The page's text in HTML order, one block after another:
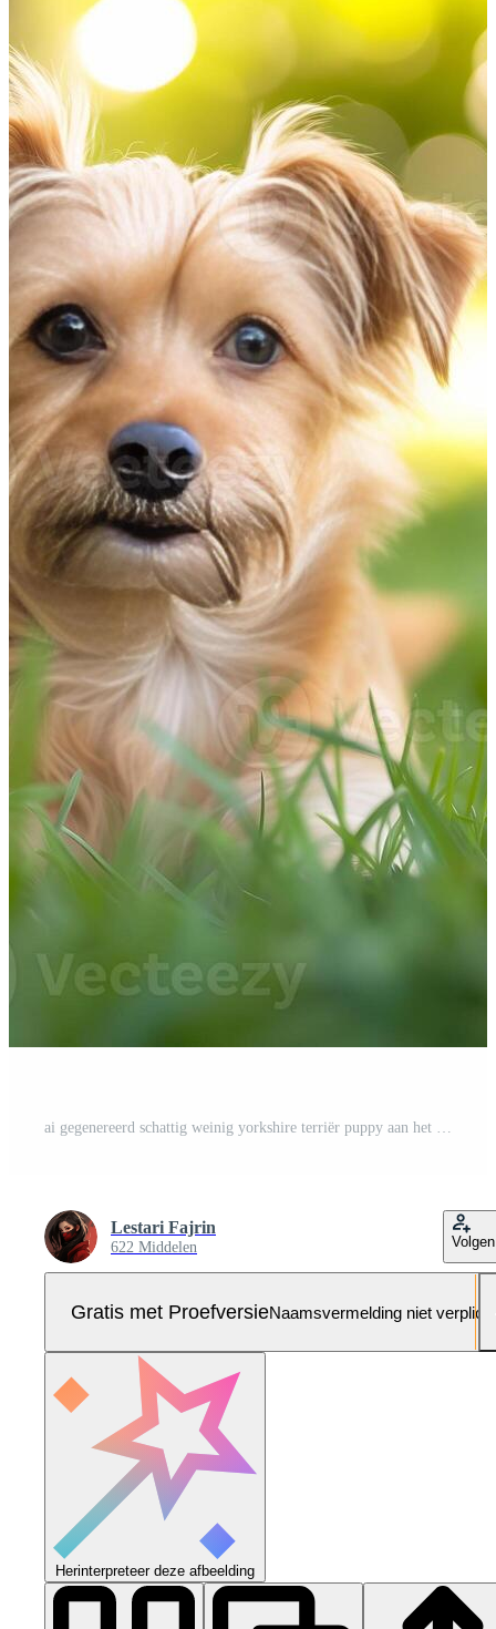
ai gegenereerd schattig weinig yorkshire terriër puppy aan het liegen Aan de groen gras Pro Foto
Lestari Fajrin
622 Middelen Volgen
Gratis met ProefversieNaamsvermelding niet verplicht
Herinterpreteer deze afbeelding